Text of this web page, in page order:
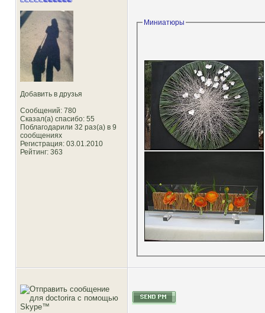
Добавить в друзья
Сообщений: 780
Сказал(а) спасибо: 55
Поблагодарили 32 раз(а) в 9
сообщениях
Регистрация: 03.01.2010
Рейтинг: 363
Миниатюры